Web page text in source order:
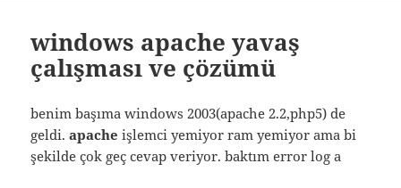
windows apache yavaş
çalışması ve çözümü
benim başıma windows 2003(apache 2.2,php5) de
geldi.apache işlemci yemiyor ram yemiyor ama bi
şekilde çok geç cevap veriyor. baktım error log a